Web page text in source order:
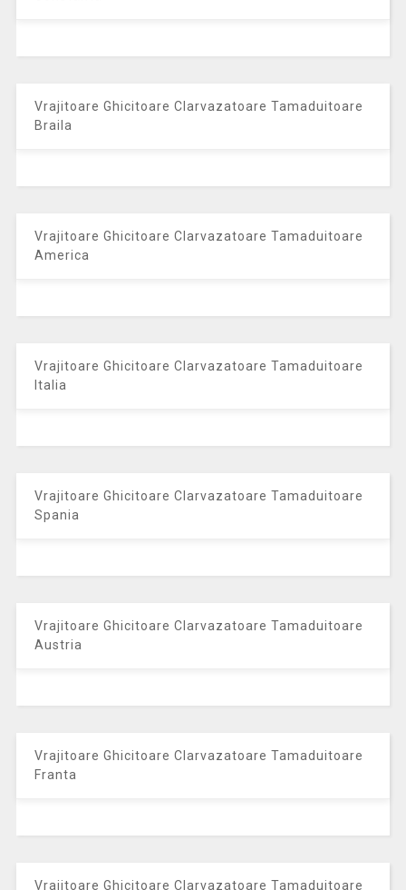
Vrajitoare Ghicitoare Clarvazatoare Tamaduitoare
Braila
Vrajitoare Ghicitoare Clarvazatoare Tamaduitoare
America
Vrajitoare Ghicitoare Clarvazatoare Tamaduitoare
Italia
Vrajitoare Ghicitoare Clarvazatoare Tamaduitoare
Spania
Vrajitoare Ghicitoare Clarvazatoare Tamaduitoare
Austria
Vrajitoare Ghicitoare Clarvazatoare Tamaduitoare
Franta
Vrajitoare Ghicitoare Clarvazatoare Tamaduitoare